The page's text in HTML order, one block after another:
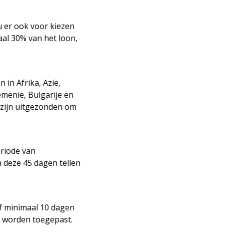
er ook voor kiezen
30% van het loon,
in Afrika, Azië,
Bulgarije en
uitgezonden om
van
45 dagen tellen
10 dagen
toegepast.